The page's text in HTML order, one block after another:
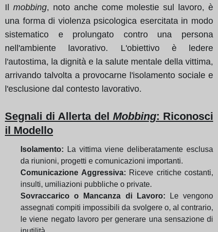
Il mobbing, noto anche come molestie sul lavoro, è
una forma di violenza psicologica esercitata in modo
sistematico e prolungato contro una persona
nell'ambiente lavorativo. L'obiettivo è ledere
l'autostima, la dignità e la salute mentale della vittima,
arrivando talvolta a provocarne l'isolamento sociale e
l'esclusione dal contesto lavorativo.
Segnali di Allerta del Mobbing: Riconosci
il Modello
Isolamento: La vittima viene deliberatamente esclusa
da riunioni, progetti e comunicazioni importanti.
Comunicazione Aggressiva: Riceve critiche costanti,
insulti, umiliazioni pubbliche o private.
Sovraccarico o Mancanza di Lavoro: Le vengono
assegnati compiti impossibili da svolgere o, al contrario,
le viene negato lavoro per generare una sensazione di